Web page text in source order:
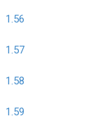
1.56
1.57
1.58
1.59